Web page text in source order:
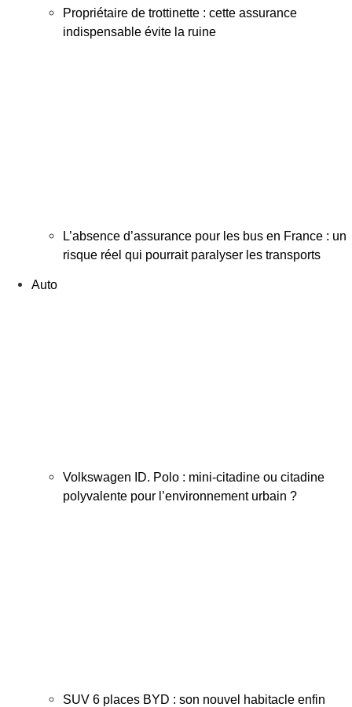
Propriétaire de trottinette : cette assurance
indispensable évite la ruine
L’absence d’assurance pour les bus en France : un
risque réel qui pourrait paralyser les transports
Auto
Volkswagen ID. Polo : mini-citadine ou citadine
polyvalente pour l’environnement urbain ?
SUV 6 places BYD : son nouvel habitacle enfin